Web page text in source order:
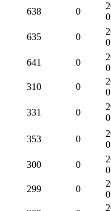
638 0
635 0
641 0
310 0
331 0
353 0
300 0
299 0